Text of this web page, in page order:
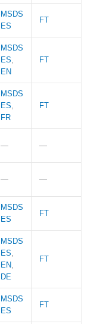
MSDS
ES
FT
MSDS
ES,
EN
FT
MSDS
ES,
FR
FT
— —
— —
MSDS
ES
FT
MSDS
ES,
EN,
DE
FT
MSDS
ES
FT